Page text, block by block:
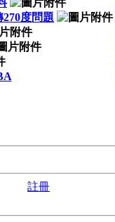
度問題
註冊